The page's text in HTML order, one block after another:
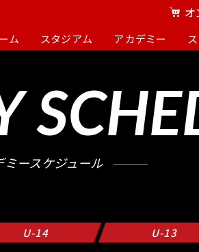
オ
ム スタジアム アカデミー
ミースケジュール
U-14 U-13